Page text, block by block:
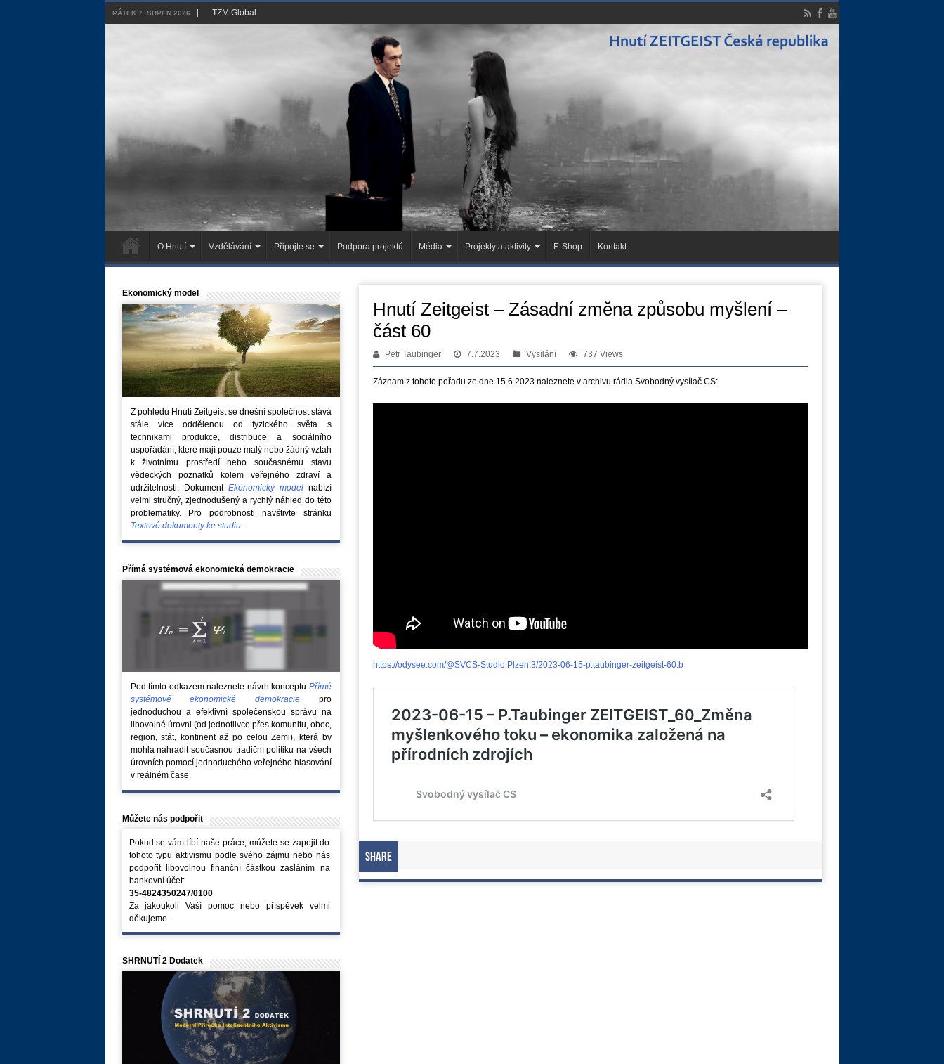
PÁTEK 7. SRPEN 2026 TZM Global
O Hnutí Vzdělávání Připojte se Podpora projektů Média Projekty a aktivity E-Shop Kontakt
Hnutí Zeitgeist – Zásadní změna způsobu myšlení –
část 60
Petr Taubinger 7.7.2023 Vysílání 737 Views
Záznam z tohoto pořadu ze dne 15.6.2023 naleznete v archivu rádia Svobodný vysílač CS:
https://odysee.com/@SVCS-Studio.Plzen:3/2023-06-15-p.taubinger-zeitgeist-60:b
Share
Ekonomický model
Z pohledu Hnutí Zeitgeist se dnešní společnost stává
stále více oddělenou od fyzického světa s
technikami produkce, distribuce a sociálního
uspořádání, které mají pouze malý nebo žádný vztah
k životnímu prostředí nebo současnému stavu
vědeckých poznatků kolem veřejného zdraví a
udržitelnosti. Dokument Ekonomický modelnabízí
velmi stručný, zjednodušený a rychlý náhled do této
problematiky. Pro podrobnosti navštivte stránku
Textové dokumenty ke studiu.
Přímá systémová ekonomická demokracie
Pod tímto odkazem naleznete návrh konceptu Přímé
systémové ekonomické demokracie pro
jednoduchou a efektivní společenskou správu na
libovolné úrovni (od jednotlivce přes komunitu, obec,
region, stát, kontinent až po celou Zemi), která by
mohla nahradit současnou tradiční politiku na všech
úrovních pomocí jednoduchého veřejného hlasování
v reálném čase.
Můžete nás podpořit
Pokud se vám líbí naše práce, můžete se zapojit do
tohoto typu aktivismu podle svého zájmu nebo nás
podpořit libovolnou finanční částkou zasláním na
bankovní účet:
35-4824350247/0100
Za jakoukoli Vaší pomoc nebo příspěvek velmi
děkujeme.
SHRNUTÍ 2 Dodatek